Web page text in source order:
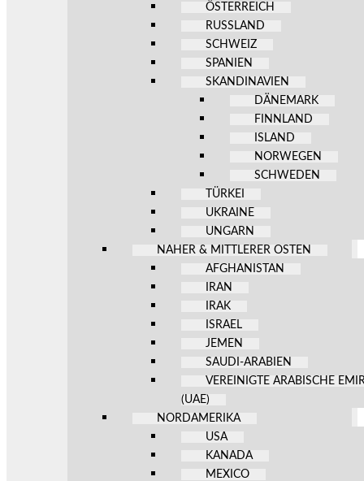
ÖSTERREICH
RUSSLAND
SCHWEIZ
SPANIEN
SKANDINAVIEN
DÄNEMARK
FINNLAND
ISLAND
NORWEGEN
SCHWEDEN
TÜRKEI
UKRAINE
UNGARN
NAHER & MITTLERER OSTEN
AFGHANISTAN
IRAN
IRAK
ISRAEL
JEMEN
SAUDI-ARABIEN
VEREINIGTE ARABISCHE
(UAE)
NORDAMERIKA
USA
KANADA
MEXICO